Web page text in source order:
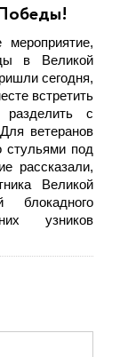
в Великой
сегодня,
встретить
с
ветеранов
стульями под
рассказали,
Великой
узников